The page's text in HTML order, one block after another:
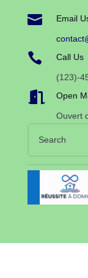
 Email
 Call Us
(123)-
 Open
Ouvert